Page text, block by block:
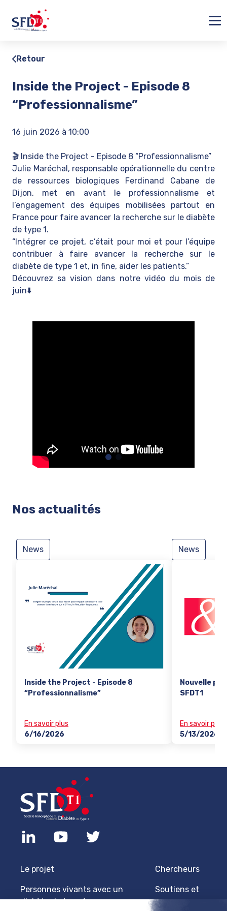
Retour
Inside the Project - Episode 8
“Professionnalisme”
16 juin 2026 à 10:00
🎬 Inside the Project - Episode 8 “Professionnalisme”
Julie Maréchal, responsable opérationnelle du centre
de ressources biologiques Ferdinand Cabane de
Dijon, met en avant le professionnalisme et
l’engagement des équipes mobilisées partout en
France pour faire avancer la recherche sur le diabète
de type 1.
“Intégrer ce projet, c’était pour moi et pour l’équipe
contribuer à faire avancer la recherche sur le
diabète de type 1 et, in fine, aider les patients.”
Découvrez sa vision dans notre vidéo du mois de
juin⬇️
Nos actualités
News
Inside the Project - Episode 8
“Professionnalisme”
En savoir plus
6/16/2026
News
Nouvelle
SFDT1
En savoir plus
5/13/2026
Le projet
Personnes vivants avec un
diabète de type 1
Chercheurs
Soutiens et
sponsors